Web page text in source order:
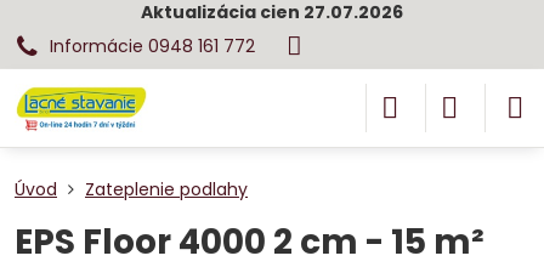
Aktualizácia cien 27.07.2026
Informácie 0948 161 772
Úvod Zateplenie podlahy
EPS Floor 4000 2 cm - 15 m²